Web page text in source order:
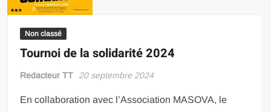
Non classé
Tournoi de la solidarité 2024
Redacteur TT 20 septembre 2024
En collaboration avec l’Association MASOVA, le